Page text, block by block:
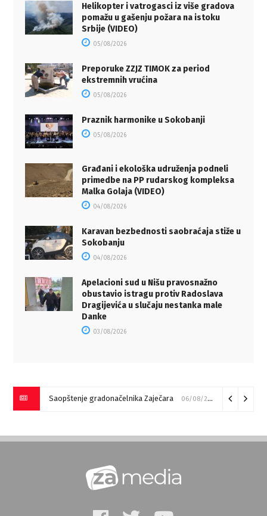
Helikopter i vatrogasci iz više gradova
pomažu u gašenju požara na istoku
Srbije (VIDEO)
05/08/2026
Preporuke ZZJZ TIMOK za period
ekstremnih vrućina
05/08/2026
Praznik harmonike u Sokobanji
05/08/2026
Građani i ekološka udruženja podneli
primedbe na PP rudarskog kompleksa
Malka Golaja (VIDEO)
04/08/2026
Karavan bezbednosti saobraćaja stiže u
Sokobanju
04/08/2026
Apelacioni sud u Nišu pravosnažno
obustavio istragu protiv Radoslava
Dragijevića u slučaju nestanka male
Danke
03/08/2026
Saopštenje gradonačelnika Zaječara 06/08/2026